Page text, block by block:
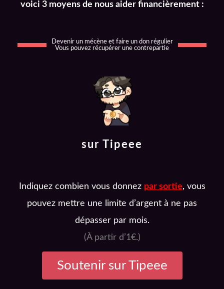
voici 3 moyens de nous aider financièrement :
Devenir un mécène et faire un don régulier
Vous pouvez récupérer une contrepartie
sur Tipeee
Indiquez combien vous donnez par sortie, vous
pouvez mettre une limite d’argent à ne pas
dépasser par mois.
(À partir d’1€.)
Soutenir sur Tipeee